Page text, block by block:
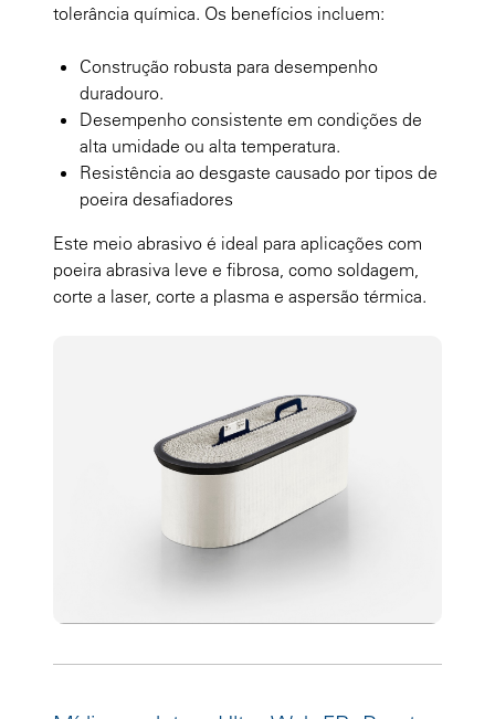
tolerância química. Os benefícios incluem:
Construção robusta para desempenho
duradouro.
Desempenho consistente em condições de
alta umidade ou alta temperatura.
Resistência ao desgaste causado por tipos de
poeira desafiadores
Este meio abrasivo é ideal para aplicações com
poeira abrasiva leve e fibrosa, como soldagem,
corte a laser, corte a plasma e aspersão térmica.